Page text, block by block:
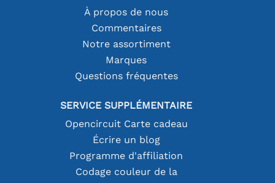
À propos de nous
Commentaires
Notre assortiment
Marques
Questions fréquentes
SERVICE SUPPLÉMENTAIRE
Opencircuit Carte cadeau
Écrire un blog
Programme d'affiliation
Codage couleur de la